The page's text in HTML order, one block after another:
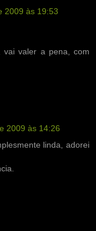
2009 às 19:53
valer a pena, com
2009 às 14:26
linda, adorei